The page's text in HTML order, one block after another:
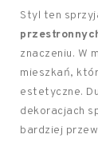
Styl ten
znaczeniu. W
mieszkań,
estetyczne.
dekoracjach
bardziej